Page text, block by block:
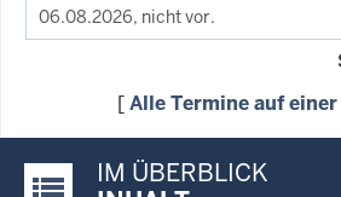
06.08.2026, nicht vor.
[Alle Termine auf
Justiz-Portal im Überblick:
IM ÜBERBLICK